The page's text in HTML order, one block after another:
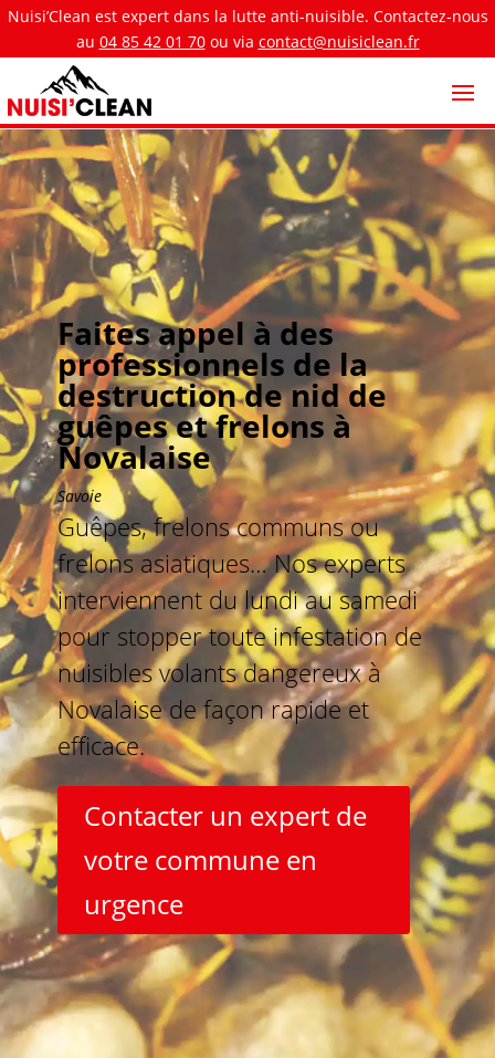
Nuisi’Clean est expert dans la lutte anti-nuisible. Contactez-nous
au 04 85 42 01 70ou via contact@nuisiclean.fr
Faites appel à des
professionnels de la
destruction de nid de
guêpes et frelons à
Novalaise
Savoie
Guêpes, frelons communs ou
frelons asiatiques… Nos experts
interviennent du lundi au samedi
pour stopper toute infestation de
nuisibles volants dangereux à
Novalaise de façon rapide et
efficace.
Contacter un expert de
votre commune en
urgence